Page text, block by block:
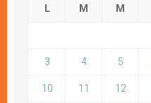
L M M
3 4 5
10 11 12